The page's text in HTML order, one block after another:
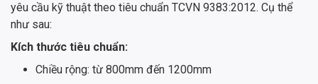
yêu cầu kỹ thuật theo tiêu chuẩn TCVN 9383:2012. Cụ thể
như sau:
Kích thước tiêu chuẩn:
Chiều rộng: từ 800mm đến 1200mm